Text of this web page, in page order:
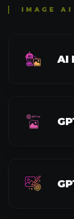
IMAGE AI
AI